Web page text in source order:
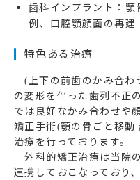
歯科インプラント：
例、口腔顎顔面の再建
特色ある治療
(上下の前歯のかみ合わ
の変形を伴った歯列不正
では良好なかみ合わせや
矯正手術(顎の骨ごと移
治療を行っております。
外科的矯正治療は当院
連携しておこなっており